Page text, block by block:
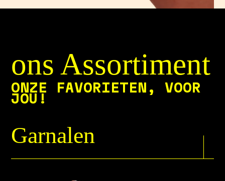
ons Assortiment
ONZE FAVORIETEN, VOOR
JOU!
Garnalen